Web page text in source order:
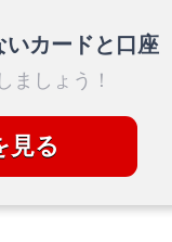
カードと口座
ましょう！
見る